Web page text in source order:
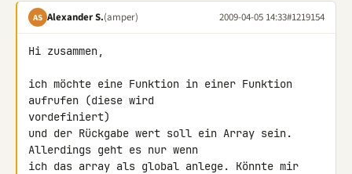
AS Alexander S.(amper) 2009-04-05 14:33#1219154
Hi zusammen,
ich möchte eine Funktion in einer Funktion
aufrufen (diese wird
vordefiniert)
und der Rückgabe wert soll ein Array sein.
Allerdings geht es nur wenn
ich das array als global anlege. Könnte mir